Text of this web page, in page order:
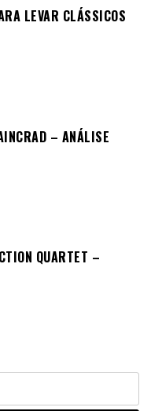
LEVAR CLÁSSICOS
– ANÁLISE
QUARTET –